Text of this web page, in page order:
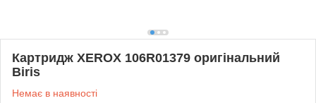
Картридж XEROX 106R01379 оригінальний
Biris
Немає в наявності